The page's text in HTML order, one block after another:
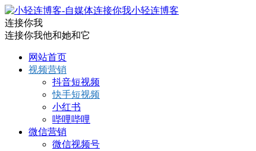
小轻连博客
连接你我
连接你我他和她和它
网站首页
视频营销
抖音短视频
快手短视频
小红书
哔哩哔哩
微信营销
微信视频号